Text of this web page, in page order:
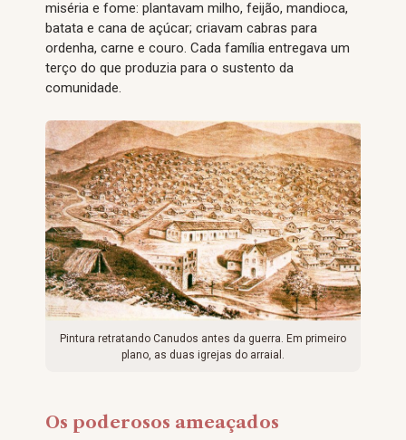
miséria e fome: plantavam milho, feijão, mandioca,
batata e cana de açúcar; criavam cabras para
ordenha, carne e couro. Cada família entregava um
terço do que produzia para o sustento da
comunidade.
Pintura retratando Canudos antes da guerra. Em primeiro
plano, as duas igrejas do arraial.
Os poderosos ameaçados